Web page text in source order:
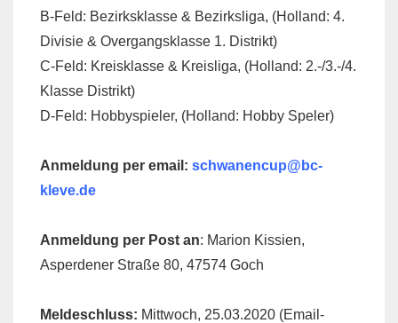
B-Feld: Bezirksklasse & Bezirksliga, (Holland: 4.
Divisie & Overgangsklasse 1. Distrikt)
C-Feld: Kreisklasse & Kreisliga, (Holland: 2.-/3.-/4.
Klasse Distrikt)
D-Feld: Hobbyspieler, (Holland: Hobby Speler)
Anmeldung per email: schwanencup@bc-
kleve.de
Anmeldung per Post an: Marion Kissien,
Asperdener Straße 80, 47574 Goch
Meldeschluss: Mittwoch, 25.03.2020 (Email-